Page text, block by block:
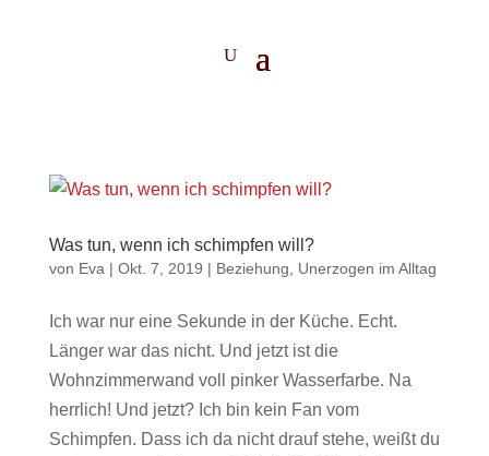
Was tun, wenn ich schimpfen will?
von Eva | Okt. 7, 2019 | Beziehung Unerzogen im Alltag
Ich war nur eine Sekunde in der Küche. Echt.
Länger war das nicht. Und jetzt ist die
Wohnzimmerwand voll pinker Wasserfarbe. Na
herrlich! Und jetzt? Ich bin kein Fan vom
Schimpfen. Dass ich da nicht drauf stehe, weißt du